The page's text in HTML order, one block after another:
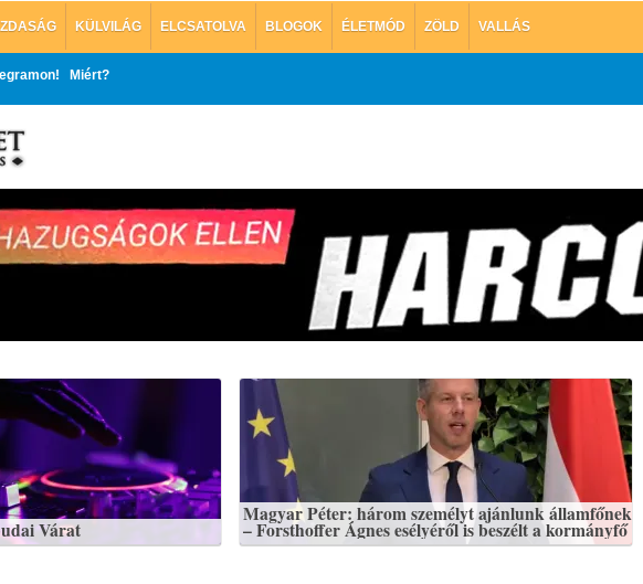
KÜLVILÁG ELCSATOLVA BLOGOK ÉLETMÓD ZÖLD VALLÁS
Miért?
Várat
Magyar Péter: három személyt ajánlunk államfőnek
– Forsthoffer Ágnes esélyéről is beszélt a kormányfő